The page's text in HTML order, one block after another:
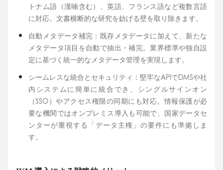
トナム語（漢喃含む）、英語、フランス語など複数言語
に対応。文書横断的な研究を妨げる壁を取り除きます。
自動メタデータ補完：既存メタデータに加えて、新たな
メタデータ項目を自動で抽出・補完。業界標準や独自設
定に基づく統一的なメタデータ管理を実現します。
シームレスな統合とセキュリティ：堅牢なAPIでDMSや社
内システムに簡単に統合でき、シングルサインオン
（SSO）やアクセス権限の同期にも対応。情報保護が必
要な機関ではオンプレミス導入も可能で、国家データセ
ンターが重視する「データ主権」の要件にも準拠しま
す。